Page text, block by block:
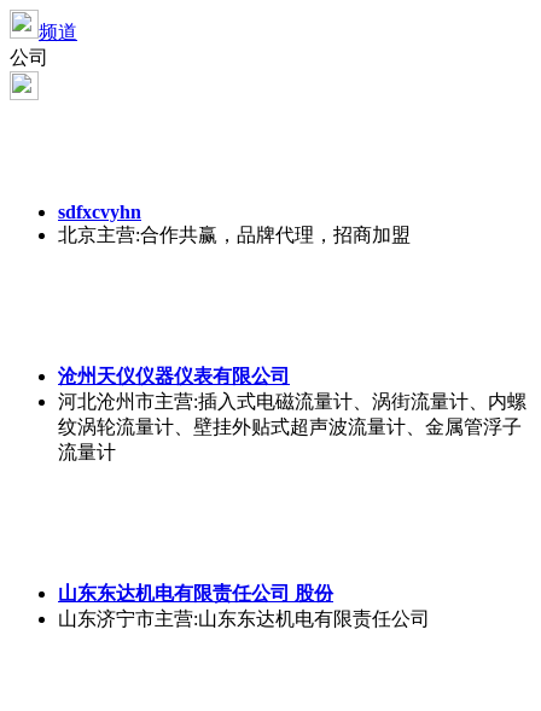
频道
公司
sdfxcvyhn
北京主营:合作共赢，品牌代理，招商加盟
沧州天仪仪器仪表有限公司
河北沧州市主营:插入式电磁流量计、涡街流量计、内螺
纹涡轮流量计、壁挂外贴式超声波流量计、金属管浮子
流量计
山东东达机电有限责任公司 股份
山东济宁市主营:山东东达机电有限责任公司